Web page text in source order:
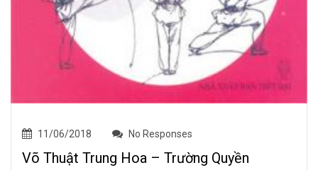
11/06/2018 No Responses
Võ Thuật Trung Hoa – Trường Quyền